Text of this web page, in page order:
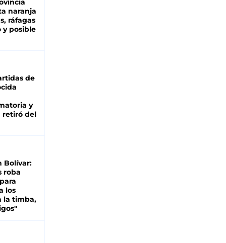
naranja
ráfagas
y posible
de
y
retiró del
Bolívar:
roba
los
la timba,